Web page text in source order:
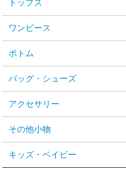
トップス
ワンピース
ボトム
バッグ・シューズ
アクセサリー
その他小物
キッズ・ベイビー